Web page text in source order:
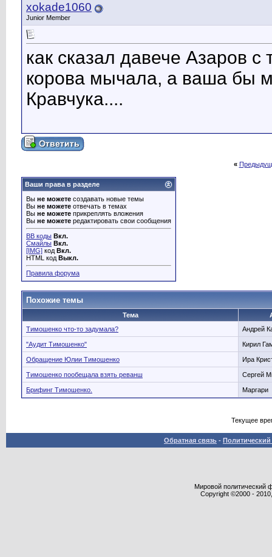
xokade1060
Junior Member
как сказал давече Азаров
корова мычала, а ваша бы
Кравчука....
«
Ваши права в разделе
Вы не можете создавать новые темы
Вы не можете отвечать в темах
Вы не можете прикреплять вложения
Вы не можете редактировать свои сообщения
BB коды Вкл.
Смайлы Вкл.
[IMG] код Вкл.
HTML код Выкл.
Правила форума
Похожие темы
Тема
Тимошенко что-то задумала?
Андрей
"Аудит Тимошенко" Кирил
Обращение Юлии Тимошенко Ира
Тимошенко пообещала взять реванш Сергей
Брифинг Тимошенко. Маргари
Текущее
Обратная связь -
Мировой политический
Copyright ©2000 -